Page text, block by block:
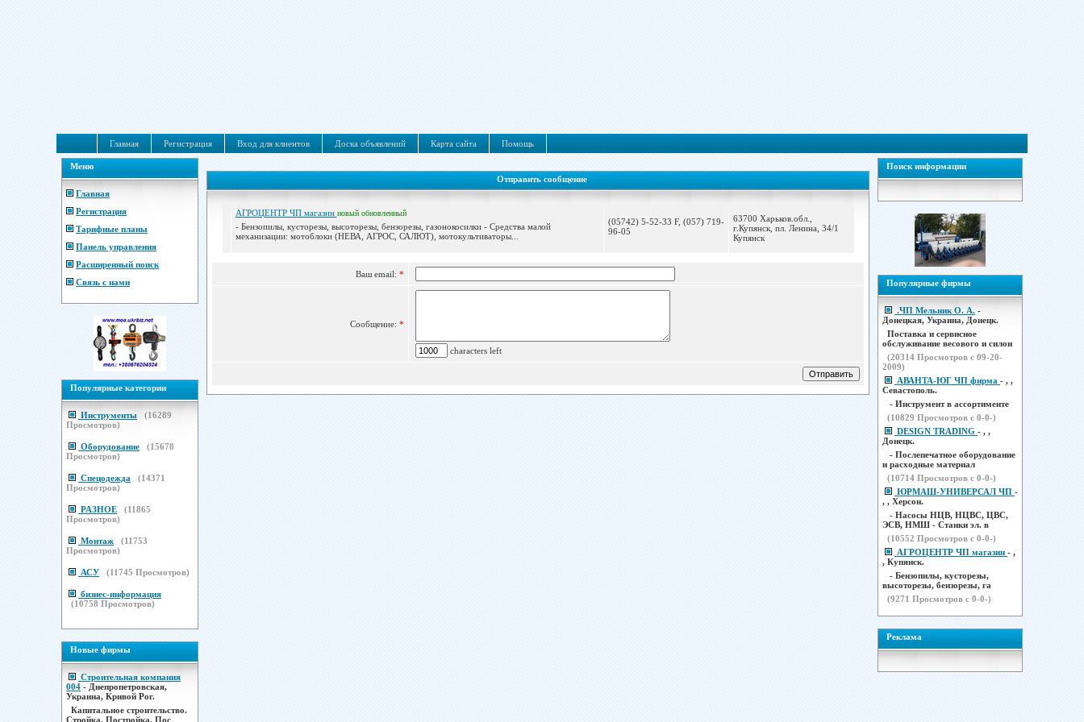
Главная Регистрация Вход для клиентов Доска объявлений Карта сайта Помощь
Меню
Главная
Регистрация
Тарифные планы
Панель управления
Расширенный поиск
Связь с нами
Популярные категории
Инструменты (16289
Просмотров)
Оборудование (15678
Просмотров)
Спецодежда (14371
Просмотров)
РАЗНОЕ (11865
Просмотров)
Монтаж (11753
Просмотров)
АСУ (11745 Просмотров)
бизнес-информация
(10758 Просмотров)
Новые фирмы
Строительная компания
004 - Днепропетровская,
Украина, Кривой Рог.
Капитальное строительство.
Стройка. Постройка. Пос
Отправить сообщение
АГРОЦЕНТР ЧП магазин новый обновленный
- Бензопилы, кусторезы, высоторезы, бензорезы, газонокосилки - Средства малой
механизации: мотоблоки (НЕВА, АГРОС, САЛЮТ), мотокультиваторы...
(05742) 5-52-33 F, (057) 719-
96-05
63700 Харьков.обл.,
г.Купянск, пл. Ленина, 34/1
Купянск
Ваш email: *
Сообщение: *
characters left
Поиск информации
Популярные фирмы
.ЧП Мельник О. А. -
Донецкая, Украина, Донецк.
Поставка и сервисное
обслуживание весового и силои
(20314 Просмотров с 09-20-
2009)
АВАНТА-ЮГ ЧП фирма - , ,
Севастополь.
- Инструмент в ассортименте
(10829 Просмотров с 0-0-)
DESIGN TRADING - , ,
Донецк.
- Послепечатное оборудование
и расходные материал
(10714 Просмотров с 0-0-)
ЮРМАШ-УНИВЕРСАЛ ЧП -
, , Херсон.
- Насосы НЦВ, НЦВС, ЦВС,
ЭСВ, НМШ - Станки эл. в
(10552 Просмотров с 0-0-)
АГРОЦЕНТР ЧП магазин - ,
, Купянск.
- Бензопилы, кусторезы,
высоторезы, бензорезы, га
(9271 Просмотров с 0-0-)
Реклама